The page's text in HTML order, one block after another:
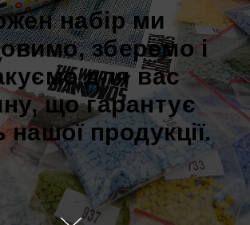
набір ми
зберемо і
для вас
що гарантує
нашої продукції.